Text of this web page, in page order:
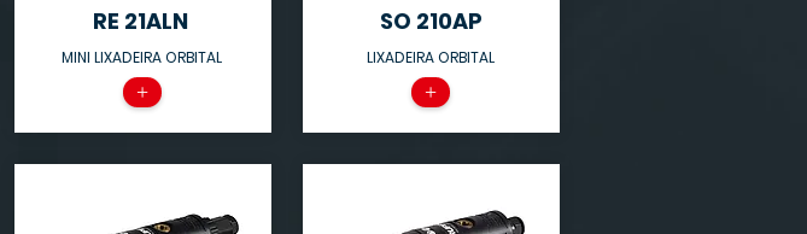
RE 21ALN
MINI LIXADEIRA ORBITAL
+
SO 210AP
LIXADEIRA ORBITAL
+